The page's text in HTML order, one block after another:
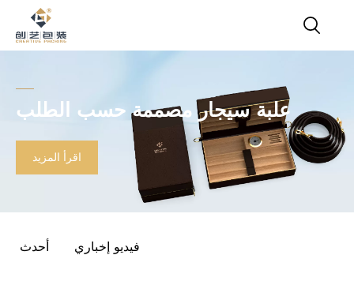
علبة سيجار مصممة حسب الطلب
اقرأ المزيد
أحدث فيديو إخباري